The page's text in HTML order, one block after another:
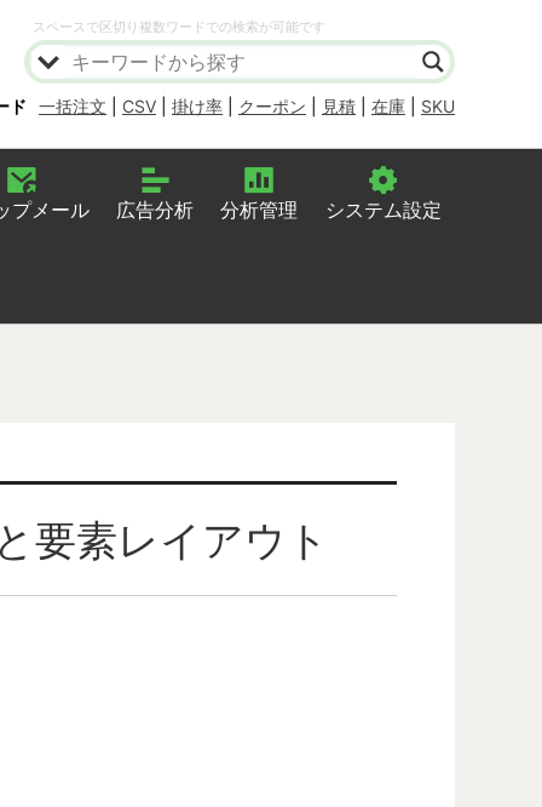
スペースで区切り複数ワードでの検索が可能です
ド 一括注文 CSV 掛け率 クーポン 見積 在庫 SKU
プメール 広告分析 分析管理 システム設定
要素レイアウト